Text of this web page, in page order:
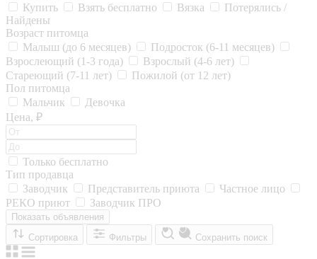
Купить
Взять бесплатно Вязка
Потерялись /
Найдены
Возраст питомца
Малыш (до 6 месяцев)
Подросток (6-11 месяцев)
Взрослеющий (1-3 года)
Взрослый (4-6 лет)
Стареющий (7-11 лет)
Пожилой (от 12 лет)
Пол питомца
Мальчик
Девочка
Цена, ₽
Только бесплатно
Тип продавца
Заводчик
Представитель приюта
Частное лицо
РЕКО приют
Заводчик ПРО
Показать объявления
Сортировка
Фильтры Сохранить поиск